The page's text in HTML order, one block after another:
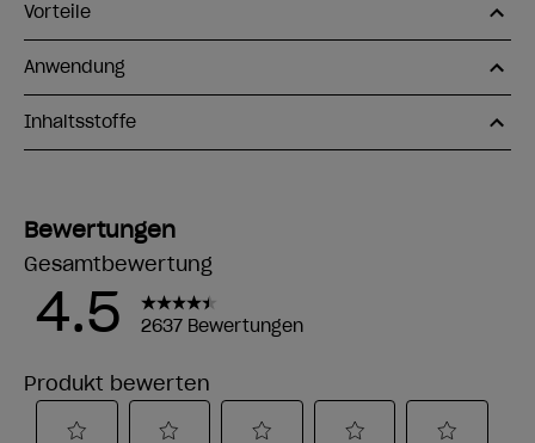
Vorteile
Anwendung
Inhaltsstoffe